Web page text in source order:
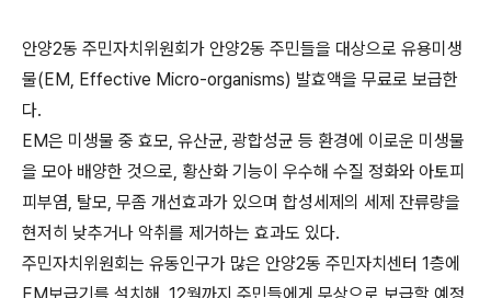
안양2동 주민자치위원회가 안양2동 주민들을 대상으로 유용미생
물(EM, Effective Micro-organisms) 발효액을 무료로 보급한
다.
EM은 미생물 중 효모, 유산균, 광합성균 등 환경에 이로운 미생물
을 모아 배양한 것으로, 황산화 기능이 우수해 수질 정화와 아토피
피부염, 탈모, 무좀 개선효과가 있으며 합성세제의 세제 잔류량을
현저히 낮추거나 악취를 제거하는 효과도 있다.
주민자치위원회는 유동인구가 많은 안양2동 주민자치센터 1층에